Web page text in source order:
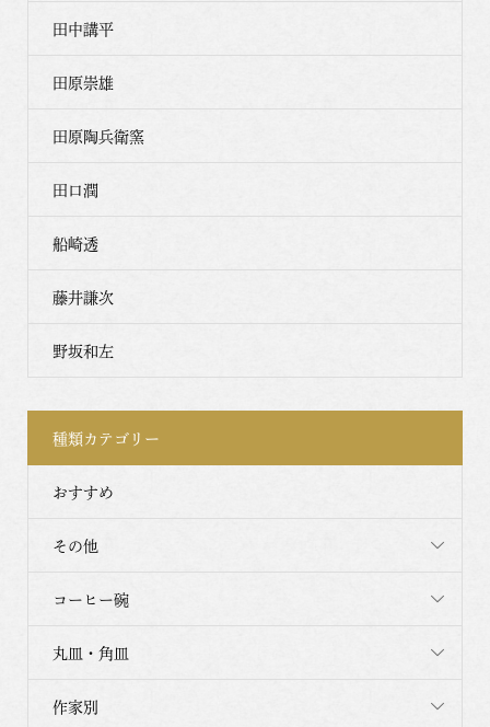
田中講平
田原崇雄
田原陶兵衛窯
田口潤
船崎透
藤井謙次
野坂和左
種類カテゴリー
おすすめ
その他
コーヒー碗
丸皿・角皿
作家別